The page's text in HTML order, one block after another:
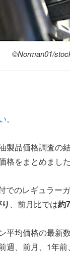
©Norman01/
製品価格調査の
をまとめました
でのレギュラー
、前月比では約
平均価格の最新
週、前月、1年前